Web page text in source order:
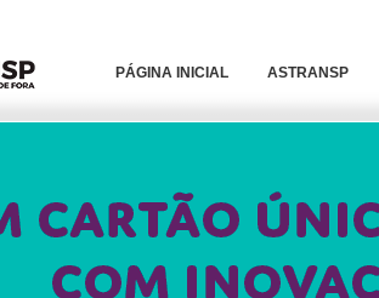
PÁGINA INICIAL ASTRANSP